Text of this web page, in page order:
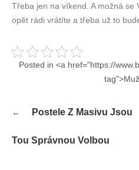
Třeba jen na víkend. A možná se
opět rádi vrátíte a třeba už to
Posted in <a href="https://
pro
příspěvek
Postele Z Masivu Jsou
Tou Správnou Volbou